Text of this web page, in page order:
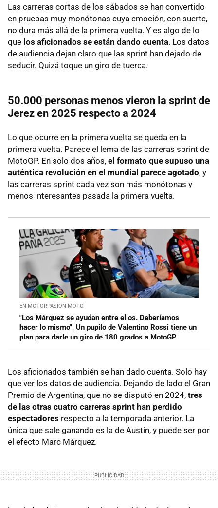
Las carreras cortas de los sábados se han convertido
en pruebas muy monótonas cuya emoción, con suerte,
no dura más allá de la primera vuelta. Y es algo de lo
que los aficionados se están dando cuenta. Los datos
de audiencia dejan claro que las sprint han dejado de
seducir. Quizá toque un giro de tuerca.
50.000 personas menos vieron la sprint de
Jerez en 2025 respecto a 2024
Lo que ocurre en la primera vuelta se queda en la
primera vuelta. Parece el lema de las carreras sprint de
MotoGP. En solo dos años, el formato que supuso una
auténtica revolución en el mundial parece agotado, y
las carreras sprint cada vez son más monótonas y
menos interesantes pasada la primera vuelta.
EN MOTORPASION MOTO
"Los Márquez se ayudan entre ellos. Deberíamos
hacer lo mismo". Un pupilo de Valentino Rossi tiene un
plan para darle un giro de 180 grados a MotoGP
Los aficionados también se han dado cuenta. Solo hay
que ver los datos de audiencia. Dejando de lado el Gran
Premio de Argentina, que no se disputó en 2024, tres
de las otras cuatro carreras sprint han perdido
espectadores respecto a la temporada anterior. La
única que sale ganando es la de Austin, y puede ser por
el efecto Marc Márquez.